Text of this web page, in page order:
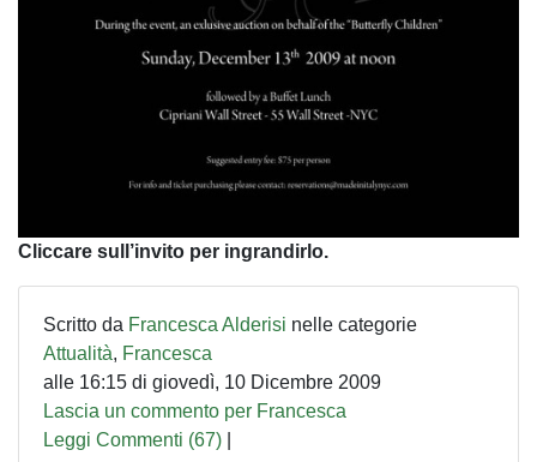
Cliccare sull’invito per ingrandirlo.
Scritto da Francesca Alderisi nelle categorie
Attualità, Francesca
alle 16:15 di giovedì, 10 Dicembre 2009
Lascia un commento per Francesca
Leggi Commenti (67)